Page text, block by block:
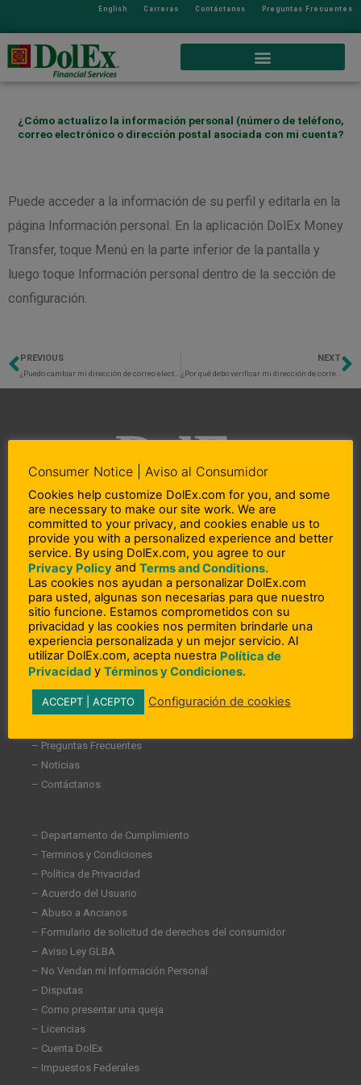
English Carreras Contáctanos Preguntas Frecuentes
¿Cómo actualizo la información personal (número de teléfono,
correo electrónico o dirección postal asociada con mi cuenta?
Puede acceder a la información de su perfil y editarla en la
página Información personal. En la aplicación DolEx Money
Transfer, toque Menú en la parte inferior de la pantalla y
luego toque Información personal dentro de la sección de
configuración.
Previo
PREVIOUS NEXT
¿Por qué debo verificar mi dirección de correo electrónico y mi número de teléfono?
L
i
n
k
e
d
i
n
-
i
F
a
c
e
b
o
o
k
-
f
I
n
s
t
a
g
r
a
m
Copyright © 2023 DolEx Dollar Express, Inc.
DolEx Dollar Express, Inc. NMLS # 910812 (States: AL, AZ, CA, CO, CT, DE, GA,
ID, IL, IN, KS, KY, MD, MA, MI, MN, MO, NV, NY, NC, OH, OK, OR, PA, PR, RI, SC,
TN, TX, UT, VA, WA and WI)
– Acerca de Nosotros
– Participación en la comunidad
– Preguntas Frecuentes
– Noticias
– Contáctanos
– Departamento de Cumplimiento
– Terminos y Condiciones
– Política de Privacidad
– Acuerdo del Usuario
– Abuso a Ancianos
– Formulario de solicitud de derechos del consumidor
– Aviso Ley GLBA
– No Vendan mi Información Personal
– Disputas
– Como presentar una queja
– Licencias
– Cuenta DolEx
– Impuestos Federales
Consumer Notice | Aviso al Consumidor
Cookies help customize DolEx.com for you, and some
are necessary to make our site work. We are
committed to your privacy, and cookies enable us to
provide you with a personalized experience and better
service. By using DolEx.com, you agree to our
Privacy Policy and Terms and Conditions.
Las cookies nos ayudan a personalizar DolEx.com
para usted, algunas son necesarias para que nuestro
sitio funcione. Estamos comprometidos con su
privacidad y las cookies nos permiten brindarle una
experiencia personalizada y un mejor servicio. Al
utilizar DolEx.com, acepta nuestra Política de
Privacidad y Términos y Condiciones.
ACCEPT | ACEPTO Configuración de cookies